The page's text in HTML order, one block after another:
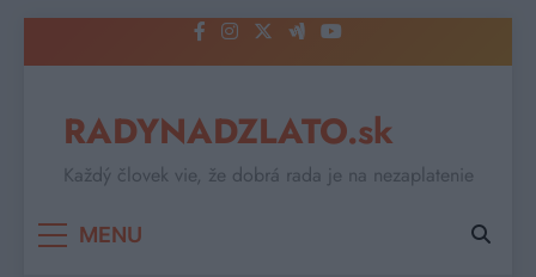
to
RADYNADZLATO.sk
Každý človek vie, že dobrá rada je na nezaplatenie
MENU